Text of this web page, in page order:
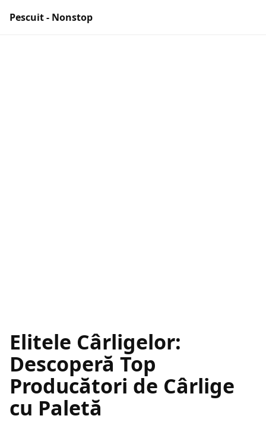
Pescuit - Nonstop
Elitele Cârligelor:
Descoperă Top
Producători de Cârlige
cu Paletă